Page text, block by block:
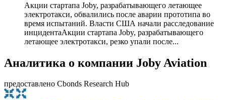
Акции стартапа Joby, разрабатывающего летающее
электротакси, обвалились после аварии прототипа во
время испытаний. Власти США начали расследование
инцидентаАкции стартапа Joby, разрабатывающего
летающее электротакси, резко упали после...
Аналитика о компании Joby Aviation
предоставлено Cbonds Research Hub